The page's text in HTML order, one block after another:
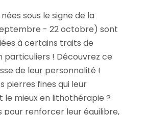
sous le signe de la
- 22 octobre) sont
à certains traits de
! Découvrez ce
de leur personnalité !
pierres fines qui leur
mieux en lithothérapie ?
pour renforcer leur équilibre,